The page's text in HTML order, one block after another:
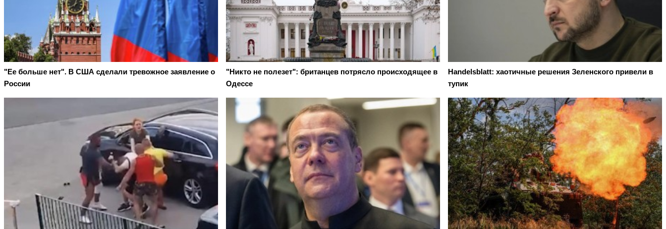
"Ее больше нет". В США сделали тревожное заявление о
России
"Никто не полезет": британцев потрясло происходящее в
Одессе
Handelsblatt: хаотичные решения Зеленского привели в
тупик